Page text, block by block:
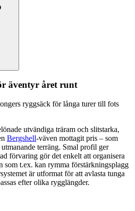
äventyr året runt
ryggsäck för långa turer till fots
utvändiga träram och slitstarka,
Bergshell-väven mottagit pris – som
terräng. Smal profil ger
förvaring gör det enkelt att organisera
som t.ex. kan rymma förstärkningsplagg
är utformat för att avlasta tunga
ssas efter olika rygglängder.